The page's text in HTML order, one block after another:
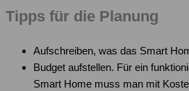
Tipps für die Planung
Aufschreiben, was das Smart
Budget aufstellen. Für ein
Smart Home muss man mit